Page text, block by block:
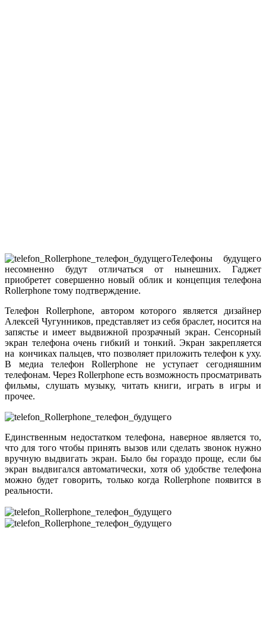
Телефоны будущего
несомненно будут отличаться от нынешних. Гаджет
приобретет совершенно новый облик и концепция телефона
Rollerphone тому подтверждение.
Телефон Rollerphone, автором которого является дизайнер
Алексей Чугунников, представляет из себя браслет, носится на
запястье и имеет выдвижной прозрачный экран. Сенсорный
экран телефона очень гибкий и тонкий. Экран закрепляется
на кончиках пальцев, что позволяет приложить телефон к уху.
В медиа телефон Rollerphone не уступает сегодняшним
телефонам. Через Rollerphone есть возможность просматривать
фильмы, слушать музыку, читать книги, играть в игры и
прочее.
Единственным недостатком телефона, наверное является то,
что для того чтобы принять вызов или сделать звонок нужно
вручную выдвигать экран. Было бы гораздо проще, если бы
экран выдвигался автоматически, хотя об удобстве телефона
можно будет говорить, только когда Rollerphone появится в
реальности.